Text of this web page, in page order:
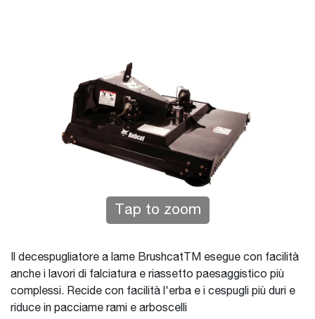
Tap to zoom
Il decespugliatore a lame BrushcatTM esegue con facilità
anche i lavori di falciatura e riassetto paesaggistico più
complessi. Recide con facilità l'erba e i cespugli più duri e
riduce in pacciame rami e arboscelli